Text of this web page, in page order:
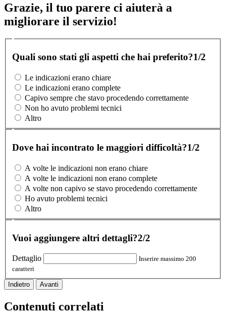
Grazie, il tuo parere ci aiuterà a
migliorare il servizio!
Quali sono stati gli aspetti che hai preferito?1/2
Le indicazioni erano chiare
Le indicazioni erano complete
Capivo sempre che stavo procedendo correttamente
Non ho avuto problemi tecnici
Altro
Dove hai incontrato le maggiori difficoltà?1/2
A volte le indicazioni non erano chiare
A volte le indicazioni non erano complete
A volte non capivo se stavo procedendo correttamente
Ho avuto problemi tecnici
Altro
Vuoi aggiungere altri dettagli?2/2
Dettaglio
Inserire massimo 200
caratteri
Indietro Avanti
Contenuti correlati